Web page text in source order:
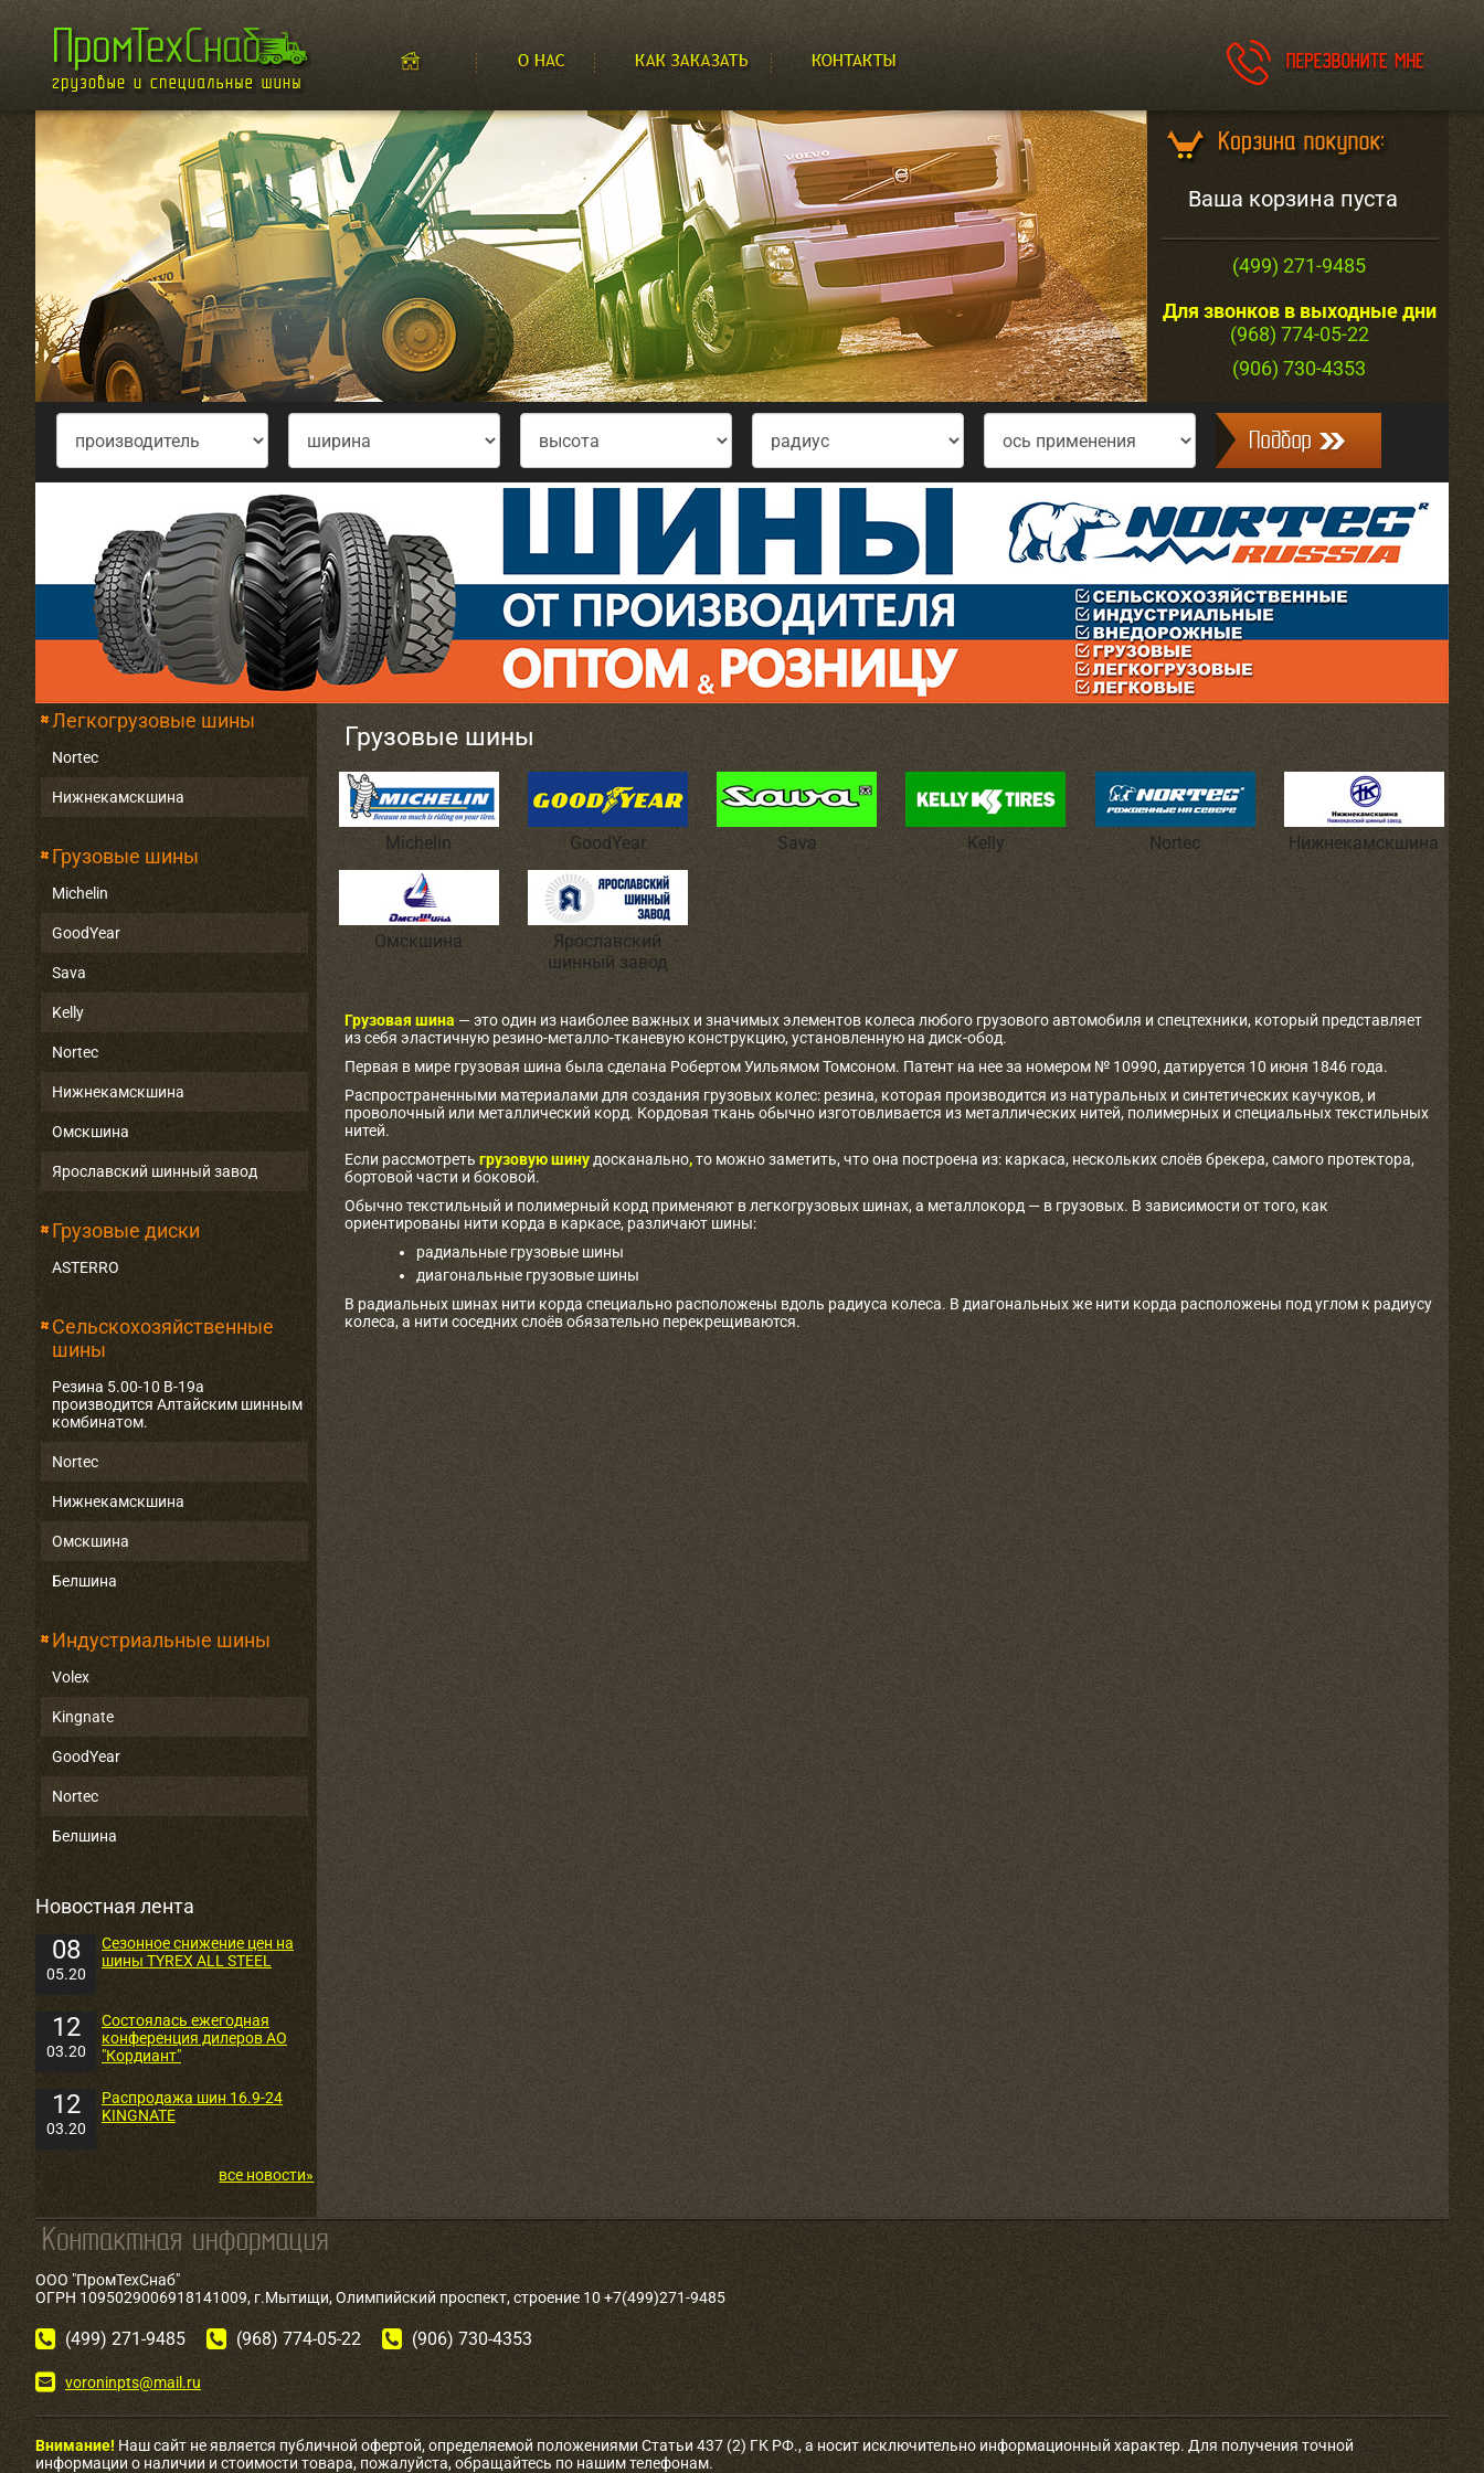
Ваша корзина пуста
(499) 271-9485
Для звонков в выходные дни
(968) 774-05-22
(906) 730-4353
Легкогрузовые шины
Nortec
Нижнекамскшина
Грузовые шины
Michelin
GoodYear
Sava
Kelly
Nortec
Нижнекамскшина
Омскшина
Ярославский шинный завод
Грузовые диски
ASTERRO
Сельскохозяйственные
шины
Резина 5.00-10 В-19а
производится Алтайским шинным
комбинатом.
Nortec
Нижнекамскшина
Омскшина
Белшина
Индустриальные шины
Volex
Kingnate
GoodYear
Nortec
Белшина
Новостная лента
08
05.20
Сезонное снижение цен на
шины TYREX ALL STEEL
12
03.20
Состоялась ежегодная
конференция дилеров АО
"Кордиант"
12
03.20
Распродажа шин 16.9-24
KINGNATE
все новости»
Грузовые шины
Michelin GoodYear Sava Kelly Nortec Нижнекамскшина
Омскшина
Ярославский
шинный завод
Грузовая шина — это один из наиболее важных и значимых элементов колеса любого грузового автомобиля и спецтехники, который представляет
из себя эластичную резино-металло-тканевую конструкцию, установленную на диск-обод.
Первая в мире грузовая шина была сделана Робертом Уильямом Томсоном. Патент на нее за номером № 10990, датируется 10 июня 1846 года.
Распространенными материалами для создания грузовых колес: резина, которая производится из натуральных и синтетических каучуков, и
проволочный или металлический корд. Кордовая ткань обычно изготовливается из металлических нитей, полимерных и специальных текстильных
нитей.
Если рассмотреть грузовую шину досканально,то можно заметить, что она построена из: каркаса, нескольких слоёв брекера, самого протектора,
бортовой части и боковой.
Обычно текстильный и полимерный корд применяют в легкогрузовых шинах, а металлокорд — в грузовых. В зависимости от того, как
ориентированы нити корда в каркасе, различают шины:
радиальные грузовые шины
диагональные грузовые шины
В радиальных шинах нити корда специально расположены вдоль радиуса колеса. В диагональных же нити корда расположены под углом к радиусу
колеса, а нити соседних слоёв обязательно перекрещиваются.
ООО "ПромТехСнаб"
ОГРН 1095029006918141009, г.Мытищи, Олимпийский проспект, строение 10 +7(499)271-9485
(499) 271-9485 (968) 774-05-22 (906) 730-4353
voroninpts@mail.ru
Внимание! Наш сайт не является публичной офертой, определяемой положениями Статьи 437 (2) ГК РФ., а носит исключительно информационный характер. Для получения точной
информации о наличии и стоимости товара, пожалуйста, обращайтесь по нашим телефонам.